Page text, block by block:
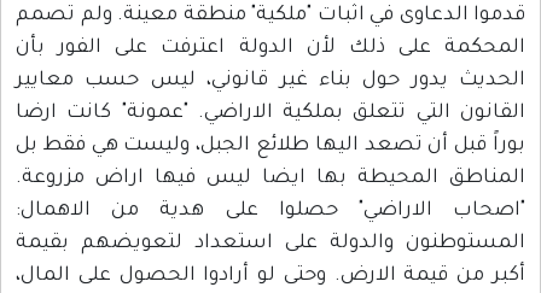
قدموا الدعاوى في اثبات "ملكية" منطقة معينة. ولم تصمم
المحكمة على ذلك لأن الدولة اعترفت على الفور بأن
الحديث يدور حول بناء غير قانوني، ليس حسب معايير
القانون التي تتعلق بملكية الاراضي. "عمونة" كانت ارضا
بوراً قبل أن تصعد اليها طلائع الجبل، وليست هي فقط بل
المناطق المحيطة بها ايضا ليس فيها اراض مزروعة.
"اصحاب الاراضي" حصلوا على هدية من الاهمال:
المستوطنون والدولة على استعداد لتعويضهم بقيمة
أكبر من قيمة الارض. وحتى لو أرادوا الحصول على المال،